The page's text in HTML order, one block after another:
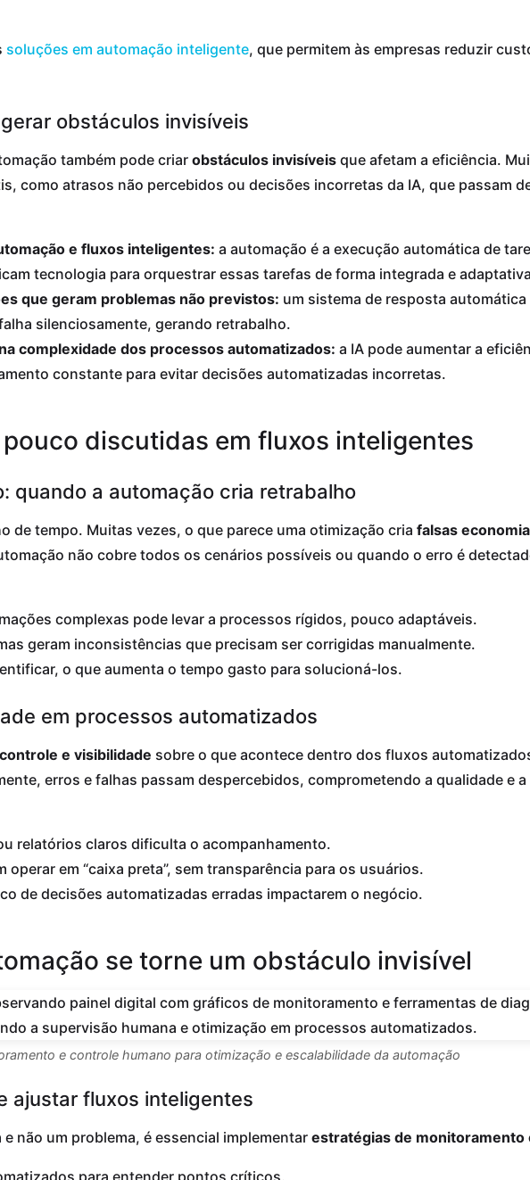
soluções em automação inteligente, que permitem às empresas reduzir
obstáculos invisíveis
também pode criar obstáculos invisíveis que afetam a eficiência.
como atrasos não percebidos ou decisões incorretas da IA, que passam
e fluxos inteligentes: a automação é a execução automática de
tecnologia para orquestrar essas tarefas de forma integrada e
que geram problemas não previstos: um sistema de resposta
silenciosamente, gerando retrabalho.
complexidade dos processos automatizados: a IA pode aumentar a
constante para evitar decisões automatizadas incorretas.
discutidas em fluxos inteligentes
quando a automação cria retrabalho
de tempo. Muitas vezes, o que parece uma otimização cria falsas
não cobre todos os cenários possíveis ou quando o erro é
complexas pode levar a processos rígidos, pouco adaptáveis.
geram inconsistências que precisam ser corrigidas manualmente.
o que aumenta o tempo gasto para solucioná-los.
em processos automatizados
e visibilidade sobre o que acontece dentro dos fluxos
erros e falhas passam despercebidos, comprometendo a qualidade e
relatórios claros dificulta o acompanhamento.
em “caixa preta”, sem transparência para os usuários.
de decisões automatizadas erradas impactarem o negócio.
se torne um obstáculo invisível
e controle humano para otimização e escalabilidade da automação
ajustar fluxos inteligentes
não um problema, é essencial implementar estratégias de monitoramento